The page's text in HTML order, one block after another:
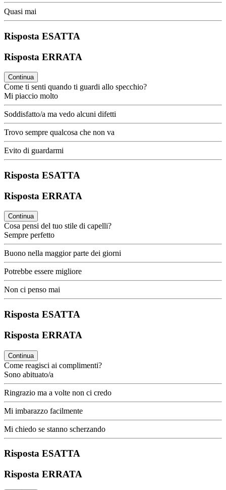
Quasi mai
Risposta ESATTA
Risposta ERRATA
Continua
Come ti senti quando ti guardi allo specchio?
Mi piaccio molto
Soddisfatto/a ma vedo alcuni difetti
Trovo sempre qualcosa che non va
Evito di guardarmi
Risposta ESATTA
Risposta ERRATA
Continua
Cosa pensi del tuo stile di capelli?
Sempre perfetto
Buono nella maggior parte dei giorni
Potrebbe essere migliore
Non ci penso mai
Risposta ESATTA
Risposta ERRATA
Continua
Come reagisci ai complimenti?
Sono abituato/a
Ringrazio ma a volte non ci credo
Mi imbarazzo facilmente
Mi chiedo se stanno scherzando
Risposta ESATTA
Risposta ERRATA